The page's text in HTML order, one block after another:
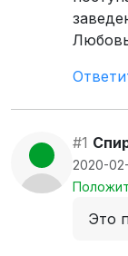
#1
2020-
Это